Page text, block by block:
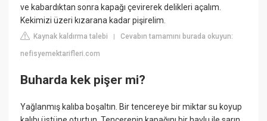
ve kabardıktan sonra kapağı çevirerek delikleri açalım.
Kekimizi üzeri kızarana kadar pişirelim.
Kaynak kaldırma talebi |Cevabın tamamını burada okuyun:
nefisyemektarifleri.com
Buharda kek pişer mi?
Yağlanmış kalıba boşaltın. Bir tencereye bir miktar su koyup